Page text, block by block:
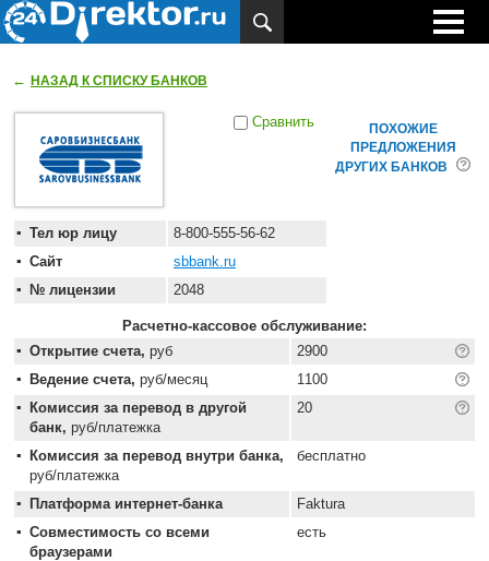
← НАЗАД К СПИСКУ БАНКОВ
Сравнить
Тел юр лицу
8-800-555-56-62
Сайт
sbbank.ru
№ лицензии
2048
Расчетно-кассовое обслуживание:
Открытие счета, руб
2900
Ведение счета, руб/месяц
1100
Комиссия за перевод в другой
банк, руб/платежка
20
Комиссия за перевод внутри банка,
руб/платежка
бесплатно
Платформа интернет-банка
Faktura
Совместимость со всеми
браузерами
есть
ПОХОЖИЕ
ПРЕДЛОЖЕНИЯ
ДРУГИХ БАНКОВ